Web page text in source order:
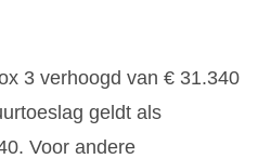
3 verhoogd van € 31.340
geldt als
Voor andere